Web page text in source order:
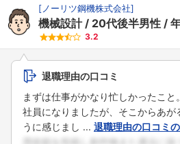
[ ノーリツ鋼機株式会社]
機械設計 20代後半男性
3.2
退職理由の口コミ
まずは仕事がかなり忙しかったこ
社員になりましたが、そこからあが
うに感じまし ... 退職理由の口コミ